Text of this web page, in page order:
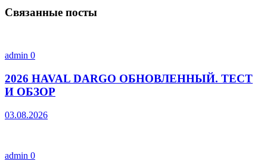
Связанные посты
admin 0
2026 HAVAL DARGO ОБНОВЛЕННЫЙ. ТЕСТ
И ОБЗОР
03.08.2026
admin 0